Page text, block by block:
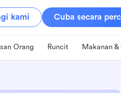
kami Cuba secara
Orang Runcit Makanan